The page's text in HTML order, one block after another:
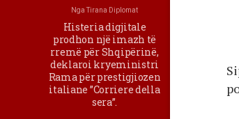
NgaTirana Diplomat
Histeria digjitale
prodhon një imazh të
rremë për Shqipërinë,
deklaroi kryeministri
Rama për prestigjiozen
italiane ”Corriere della
sera”.